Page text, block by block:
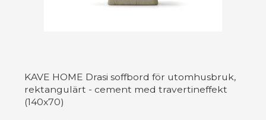
KAVE HOME Drasi soffbord för utomhusbruk,
rektangulärt - cement med travertineffekt
(140x70)